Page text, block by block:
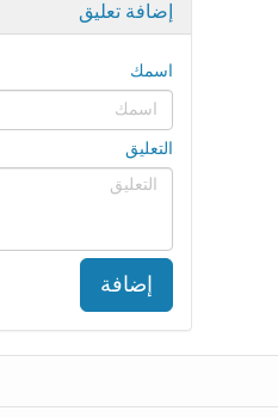
إضافة تعليق
اسمك
التعليق
إضافة